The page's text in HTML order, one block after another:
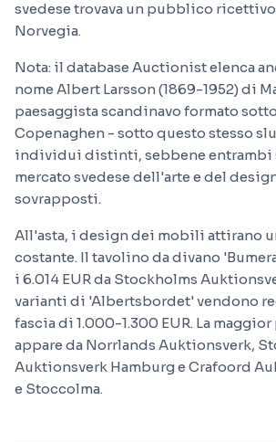
svedese trovava un pubblico ricettivo
Norvegia.
Nota: il database Auctionist elenca
nome Albert Larsson (1869-1952) di
paesaggista scandinavo formato sotto
Copenaghen - sotto questo stesso
individui distinti, sebbene entrambi
mercato svedese dell'arte e del
sovrapposti.
All'asta, i design dei mobili attirano
costante. Il tavolino da divano
i 6.014 EUR da Stockholms
varianti di 'Albertsbordet' vendono
fascia di 1.000-1.300 EUR. La
appare da Norrlands Auktionsverk,
Auktionsverk Hamburg e Crafoord
e Stoccolma.